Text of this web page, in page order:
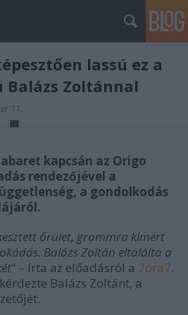
lassú ez a
Balázs Zoltánnal
11.
kapcsán az Origo
rendezőjével a
a gondolkodás
őrület, grammra kimért
Balázs Zoltán eltalálta a
” – írta az előadásról a 7óra7.
Balázs Zoltánt, a